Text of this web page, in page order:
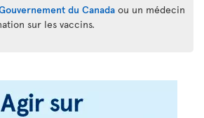
du Canada ou un médecin
sur les vaccins.